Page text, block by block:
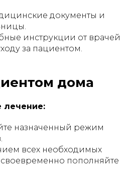
документы и
инструкции от врачей
за пациентом.
дома
лечение:
назначенный режим
всех необходимых
пополняйте